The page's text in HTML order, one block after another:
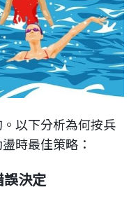
以下分析為何按兵
時最佳策略：
誤決定